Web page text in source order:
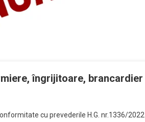
îngrijitoare, brancardier
cu prevederile H.G. nr.1336/2022